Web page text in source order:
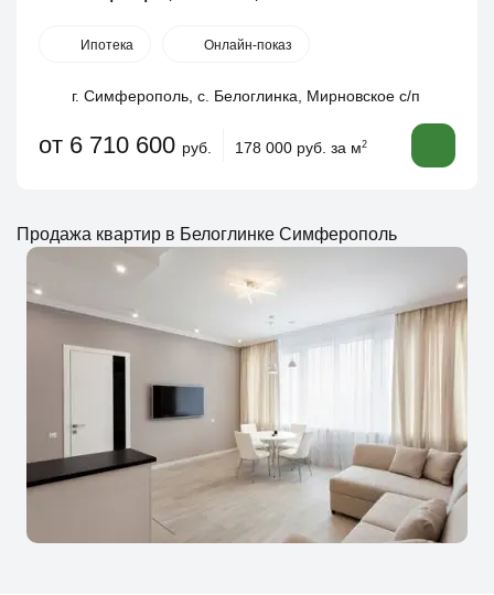
Ипотека Онлайн-показ
г. Симферополь, с. Белоглинка, Мирновское с/п
от 6 710 600 руб. 178 000 руб. за м2
Продажа квартир в Белоглинке Симферополь